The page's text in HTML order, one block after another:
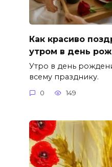
Как красиво
утром в день
Утро в день
всему празднику.
0 149